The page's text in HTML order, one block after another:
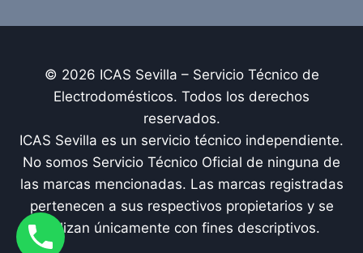
© 2026 ICAS Sevilla – Servicio Técnico de
Electrodomésticos. Todos los derechos
reservados.
ICAS Sevilla es un servicio técnico independiente.
No somos Servicio Técnico Oficial de ninguna de
las marcas mencionadas. Las marcas registradas
pertenecen a sus respectivos propietarios y se
utilizan únicamente con fines descriptivos.